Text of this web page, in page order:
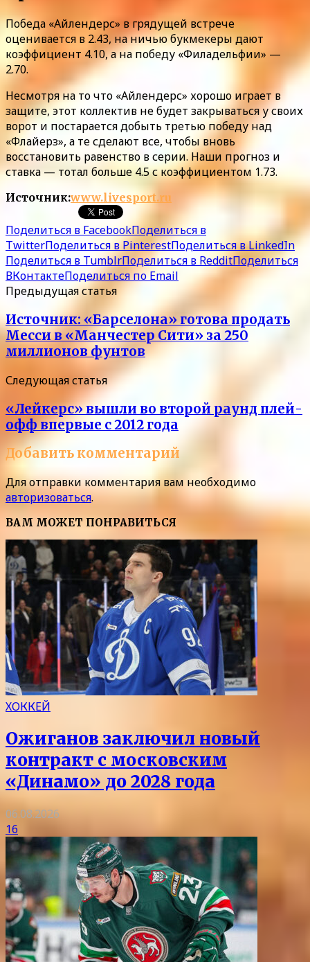
Победа «Айлендерс» в грядущей встрече
оценивается в 2.43, на ничью букмекеры дают
коэффициент 4.10, а на победу «Филадельфии» —
2.70.
Несмотря на то что «Айлендерс» хорошо играет в
защите, этот коллектив не будет закрываться у своих
ворот и постарается добыть третью победу над
«Флайерз», а те сделают все, чтобы вновь
восстановить равенство в серии. Наши прогноз и
ставка — тотал больше 4.5 с коэффициентом 1.73.
Источник:www.livesport.ru
Поделиться в FacebookПоделиться в
TwitterПоделиться в PinterestПоделиться в LinkedIn
Поделиться в TumblrПоделиться в RedditПоделиться
ВКонтактеПоделиться по Email
Предыдущая статья
Источник: «Барселона» готова продать
Месси в «Манчестер Сити» за 250
миллионов фунтов
Следующая статья
«Лейкерс» вышли во второй раунд плей-
офф впервые с 2012 года
Добавить комментарий
Для отправки комментария вам необходимо
авторизоваться.
ВАМ МОЖЕТ ПОНРАВИТЬСЯ
ХОККЕЙ
Ожиганов заключил новый
контракт с московским
«Динамо» до 2028 года
06.08.2026
16